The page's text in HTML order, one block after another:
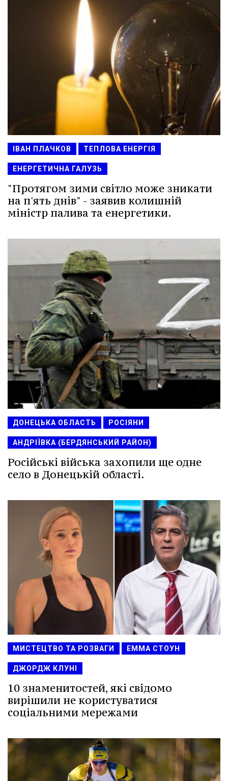
ІВАН ПЛАЧКОВ ТЕПЛОВА ЕНЕРГІЯ
ЕНЕРГЕТИЧНА ГАЛУЗЬ
"Протягом зими світло може зникати
на п'ять днів" - заявив колишній
міністр палива та енергетики.
ДОНЕЦЬКА ОБЛАСТЬ РОСІЯНИ
АНДРІЇВКА (БЕРДЯНСЬКИЙ РАЙОН)
Російські війська захопили ще одне
село в Донецькій області.
МИСТЕЦТВО ТА РОЗВАГИ ЕММА СТОУН
ДЖОРДЖ КЛУНІ
10 знаменитостей, які свідомо
вирішили не користуватися
соціальними мережами